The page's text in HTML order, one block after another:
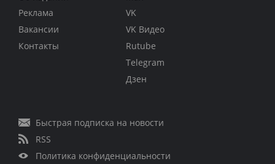
Реклама
Вакансии
Контакты
VK
VK Видео
Rutube
Telegram
Дзен
Быстрая подписка на новости
RSS
Политика конфиденциальности